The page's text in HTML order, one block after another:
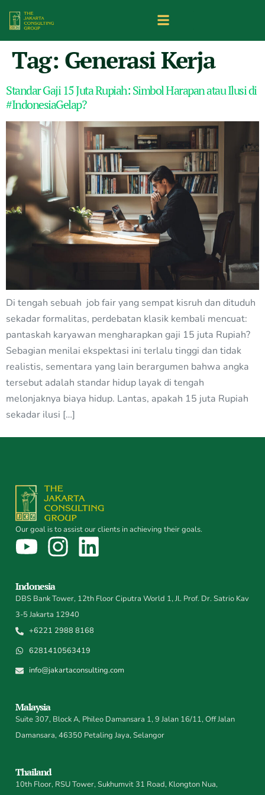
Tag: Generasi Kerja
Standar Gaji 15 Juta Rupiah: Simbol Harapan atau Ilusi di
#IndonesiaGelap?
Di tengah sebuah job fair yang sempat kisruh dan dituduh
sekadar formalitas, perdebatan klasik kembali mencuat:
pantaskah karyawan mengharapkan gaji 15 juta Rupiah?
Sebagian menilai ekspektasi ini terlalu tinggi dan tidak
realistis, sementara yang lain berargumen bahwa angka
tersebut adalah standar hidup layak di tengah
melonjaknya biaya hidup. Lantas, apakah 15 juta Rupiah
sekadar ilusi […]
Our goal is to assist our clients in achieving their goals.
Indonesia
DBS Bank Tower, 12th Floor Ciputra World 1, Jl. Prof. Dr. Satrio Kav
3-5 Jakarta 12940
+6221 2988 8168
6281410563419
info@jakartaconsulting.com
Malaysia
Suite 307, Block A, Phileo Damansara 1, 9 Jalan 16/11, Off Jalan
Damansara, 46350 Petaling Jaya, Selangor
Thailand
10th Floor, RSU Tower, Sukhumvit 31 Road, Klongton Nua,